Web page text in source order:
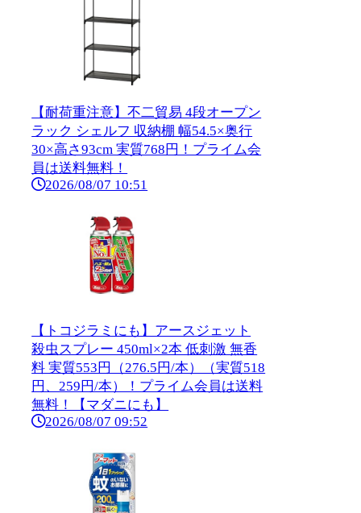
【耐荷重注意】不二貿易 4段オープン
ラック シェルフ 収納棚 幅54.5×奥行
30×高さ93cm 実質768円！プライム会
員は送料無料！
2026/08/07 10:51
【トコジラミにも】アースジェット
殺虫スプレー 450ml×2本 低刺激 無香
料 実質553円（276.5円/本）（実質518
円、259円/本）！プライム会員は送料
無料！【マダニにも】
2026/08/07 09:52